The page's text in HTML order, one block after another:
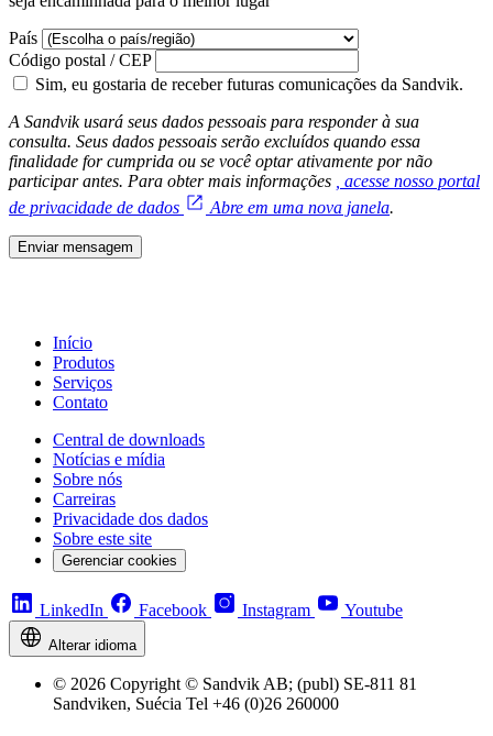
País
Código postal / CEP
Sim, eu gostaria de receber futuras comunicações da Sandvik.
A Sandvik usará seus dados pessoais para responder à sua
consulta. Seus dados pessoais serão excluídos quando essa
finalidade for cumprida ou se você optar ativamente por não
participar antes. Para obter mais informações
, acesse nosso portal
de privacidade de dados
Abre em uma nova janela.
Enviar mensagem
Início
Produtos
Serviços
Contato
Central de downloads
Notícias e mídia
Sobre nós
Carreiras
Privacidade dos dados
Sobre este site
Gerenciar cookies
LinkedIn Facebook Instagram Youtube
Alterar idioma
© 2026 Copyright © Sandvik AB; (publ) SE-811 81
Sandviken, Suécia Tel +46 (0)26 260000